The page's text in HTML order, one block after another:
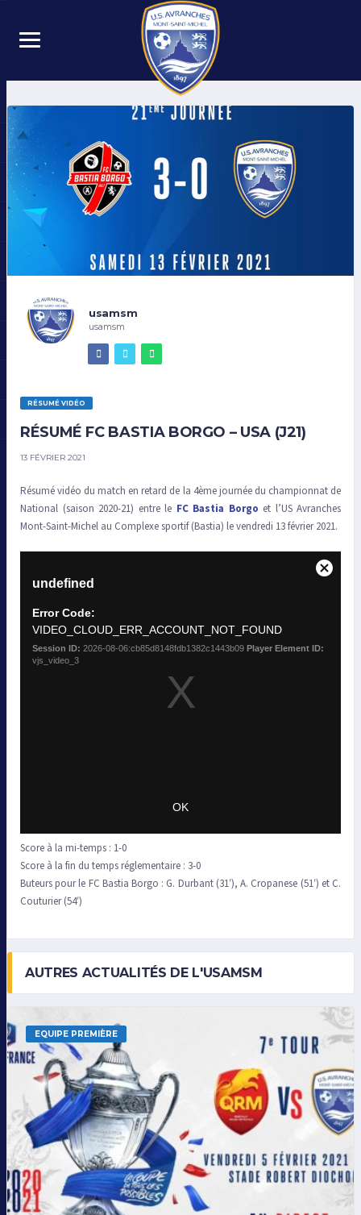
usamsm
usamsm
RÉSUMÉ VIDÉO
RÉSUMÉ FC BASTIA BORGO – USA (J21)
13 FÉVRIER 2021
Résumé vidéo du match en retard de la 4ème journée du championnat de
National (saison 2020-21) entre le FC Bastia Borgo et l’US Avranches
Mont-Saint-Michel au Complexe sportif (Bastia) le vendredi 13 février 2021.
Score à la mi-temps : 1-0
Score à la fin du temps réglementaire : 3-0
Buteurs pour le FC Bastia Borgo : G. Durbant (31′), A. Cropanese (51′) et C.
Couturier (54′)
AUTRES ACTUALITÉS DE L'USAMSM
EQUIPE PREMIÈRE